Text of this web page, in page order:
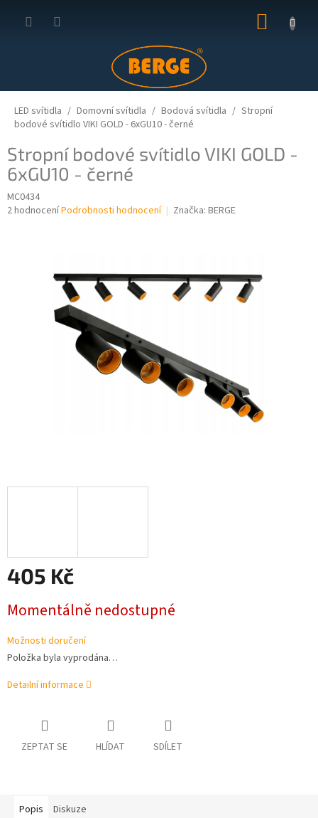
KOŠÍK
LED svítidla Domovní svítidla Bodová svítidla
Stropní
bodové svítidlo VIKI GOLD - 6xGU10 - černé
Stropní bodové svítidlo VIKI GOLD -
6xGU10 - černé
MC0434
Průměrné
2 hodnoceníPodrobnosti hodnocení Značka: BERGE
405 Kč
cena:
Momentálně nedostupné
Možnosti doručení
Položka byla vyprodána…
Detailní informace
ZEPTAT SE HLÍDAT SDÍLET
Popis Diskuze